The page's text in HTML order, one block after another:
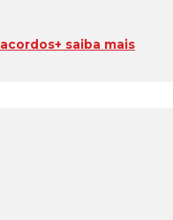
acordos+ saiba mais